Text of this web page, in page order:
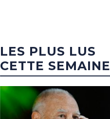
LES PLUS LUS
CETTE SEMAINE